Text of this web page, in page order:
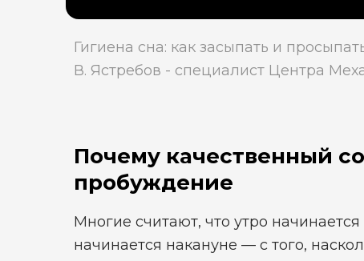
Многие считают, что утро
начинается накануне — с того,
Почему качественный
пробуждение
Гигиена сна: как засыпать и
В. Ястребов - специалист Центра